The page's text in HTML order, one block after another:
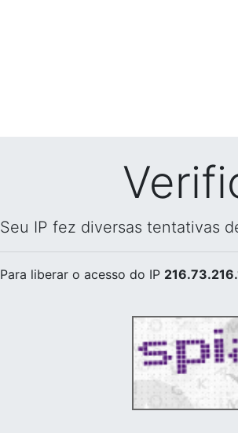
Seu IP fez diversas tentativas
Para liberar o acesso do IP